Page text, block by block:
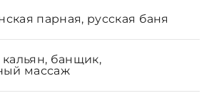
парная, русская баня
кальян, банщик,
массаж